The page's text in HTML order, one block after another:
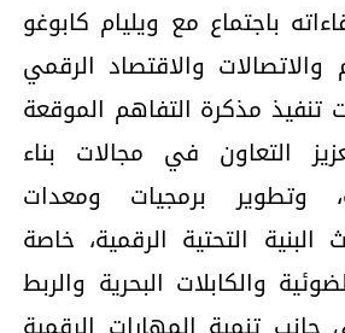
باجتماع مع ويليام كابوغو
والاتصالات والاقتصاد الرقمي
تنفيذ مذكرة التفاهم الموقعة
التعاون في مجالات بناء
وتطوير برمجيات ومعدات
البنية التحتية الرقمية، خاصة
والكابلات البحرية والربط